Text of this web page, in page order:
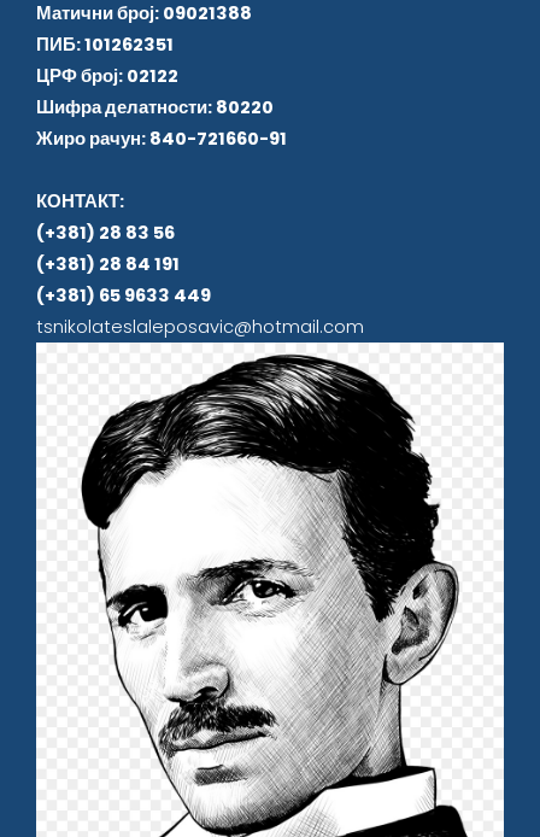
Матични број: 09021388
ПИБ: 101262351
ЦРФ број: 02122
Шифра делатности: 80220
Жиро рачун: 840-721660-91
КОНТАКТ:
(+381) 28 83 56
(+381) 28 84 191
(+381) 65 9633 449
tsnikolateslaleposavic@hotmail.com